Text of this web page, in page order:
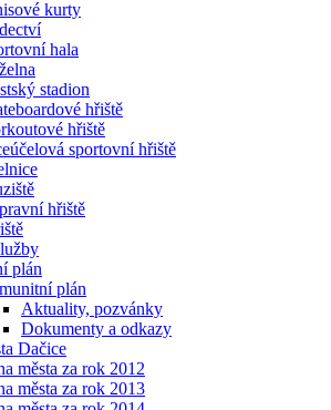
kurty
hala
stadion
hřiště
hřiště
sportovní hřiště
hřiště
plán
plán
Aktuality, pozvánky
Dokumenty a odkazy
Dačice
města za rok 2012
města za rok 2013